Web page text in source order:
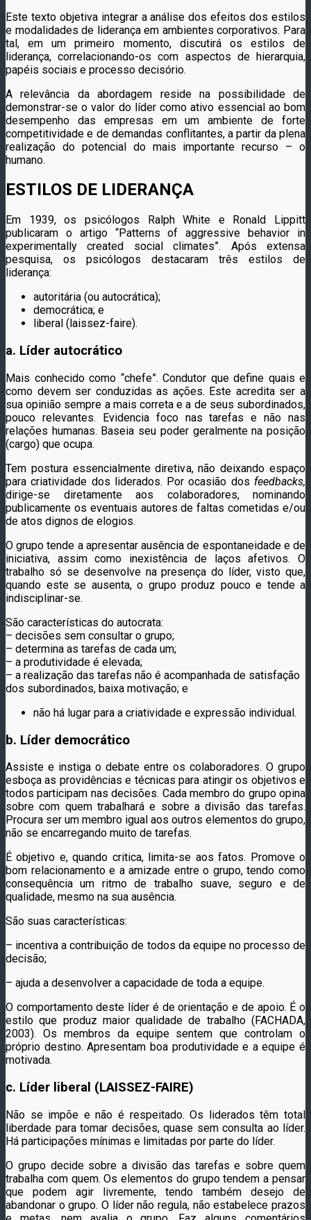
Este texto objetiva integrar a análise dos efeitos dos estilos
e modalidades de liderança em ambientes corporativos. Para
tal, em um primeiro momento, discutirá os estilos de
liderança, correlacionando-os com aspectos de hierarquia,
papéis sociais e processo decisório.
A relevância da abordagem reside na possibilidade de
demonstrar-se o valor do líder como ativo essencial ao bom
desempenho das empresas em um ambiente de forte
competitividade e de demandas conflitantes, a partir da plena
realização do potencial do mais importante recurso – o
humano.
ESTILOS DE LIDERANÇA
Em 1939, os psicólogos Ralph White e Ronald Lippitt
publicaram o artigo “Patterns of aggressive behavior in
experimentally created social climates”. Após extensa
pesquisa, os psicólogos destacaram três estilos de
liderança:
autoritária (ou autocrática);
democrática; e
liberal (laissez-faire).
a. Líder autocrático
Mais conhecido como “chefe”. Condutor que define quais e
como devem ser conduzidas as ações. Este acredita ser a
sua opinião sempre a mais correta e a de seus subordinados,
pouco relevantes. Evidencia foco nas tarefas e não nas
relações humanas. Baseia seu poder geralmente na posição
(cargo) que ocupa.
Tem postura essencialmente diretiva, não deixando espaço
para criatividade dos liderados. Por ocasião dos feedbacks,
dirige-se diretamente aos colaboradores, nominando
publicamente os eventuais autores de faltas cometidas e/ou
de atos dignos de elogios.
O grupo tende a apresentar ausência de espontaneidade e de
iniciativa, assim como inexistência de laços afetivos. O
trabalho só se desenvolve na presença do líder, visto que,
quando este se ausenta, o grupo produz pouco e tende a
indisciplinar-se.
São características do autocrata:
– decisões sem consultar o grupo;
– determina as tarefas de cada um;
– a produtividade é elevada;
– a realização das tarefas não é acompanhada de satisfação
dos subordinados, baixa motivação; e
não há lugar para a criatividade e expressão individual.
b. Líder democrático
Assiste e instiga o debate entre os colaboradores. O grupo
esboça as providências e técnicas para atingir os objetivos e
todos participam nas decisões. Cada membro do grupo opina
sobre com quem trabalhará e sobre a divisão das tarefas.
Procura ser um membro igual aos outros elementos do grupo,
não se encarregando muito de tarefas.
É objetivo e, quando critica, limita-se aos fatos. Promove o
bom relacionamento e a amizade entre o grupo, tendo como
consequência um ritmo de trabalho suave, seguro e de
qualidade, mesmo na sua ausência.
São suas características:
– incentiva a contribuição de todos da equipe no processo de
decisão;
– ajuda a desenvolver a capacidade de toda a equipe.
O comportamento deste líder é de orientação e de apoio. É o
estilo que produz maior qualidade de trabalho (FACHADA,
2003). Os membros da equipe sentem que controlam o
próprio destino. Apresentam boa produtividade e a equipe é
motivada.
c. Líder liberal (LAISSEZ-FAIRE)
Não se impõe e não é respeitado. Os liderados têm total
liberdade para tomar decisões, quase sem consulta ao líder.
Há participações mínimas e limitadas por parte do líder.
O grupo decide sobre a divisão das tarefas e sobre quem
trabalha com quem. Os elementos do grupo tendem a pensar
que podem agir livremente, tendo também desejo de
abandonar o grupo. O líder não regula, não estabelece prazos